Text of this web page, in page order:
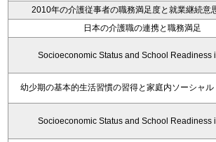
2010年の介護従事者の職務満足度と就業継続意
日本の介護職の連携と職務満足
Socioeconomic Status and School Readiness
幼少期の基本的生活習慣の習得と家庭内ソーシャ
Socioeconomic Status and School Readiness